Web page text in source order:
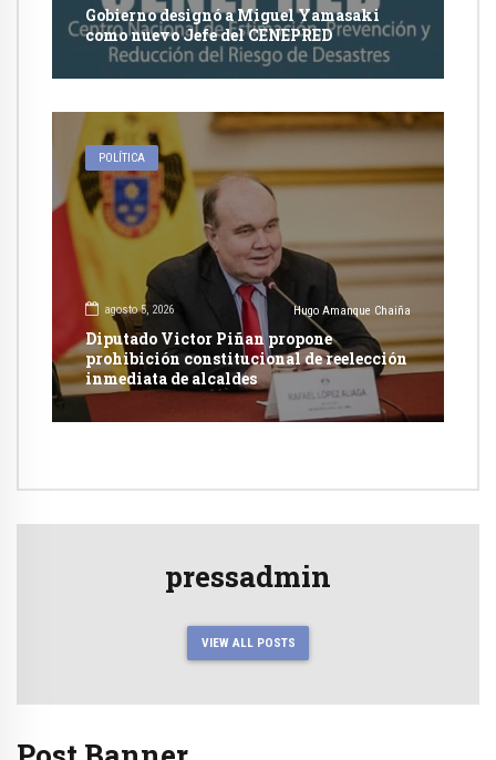
Gobierno designó a Miguel Yamasaki
como nuevo Jefe del CENEPRED
POLÍTICA
agosto 5, 2026 Hugo Amanque Chaiña
Diputado Victor Piñan propone
prohibición constitucional de reelección
inmediata de alcaldes
pressadmin
VIEW ALL POSTS